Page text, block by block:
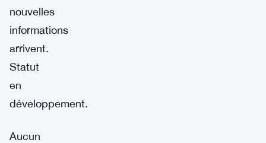
nouvelles
informations
arrivent.
Statut
en
développement.
Aucun